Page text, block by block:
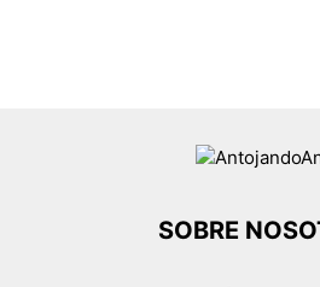
SOBRE